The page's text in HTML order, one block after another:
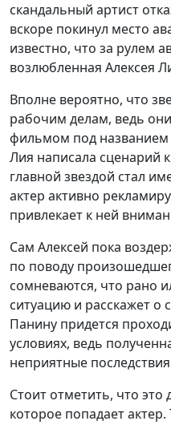
скандальный артист
вскоре покинул место
известно, что за рулем
возлюбленная Алексея
Вполне вероятно, что
рабочим делам, ведь
фильмом под названием
Лия написала сценарий
главной звездой стал
актер активно
привлекает к ней
Сам Алексей пока
по поводу
сомневаются, что рано
ситуацию и расскажет о
Панину придется
условиях, ведь
неприятные
Стоит отметить, что
которое попадает актер.